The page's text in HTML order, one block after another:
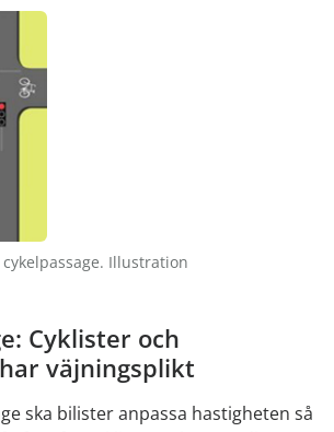
Illustration
Cyklister och
väjningsplikt
ska bilister anpassa hastigheten så